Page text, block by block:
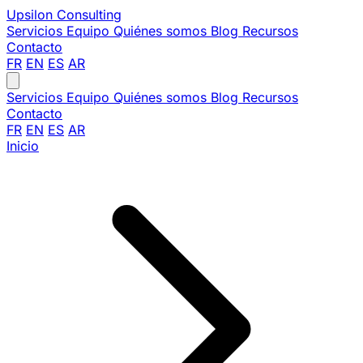
Upsilon Consulting
Servicios Equipo Quiénes somos Blog Recursos
Contacto
FR EN ES AR
Servicios Equipo Quiénes somos Blog Recursos
Contacto
FR EN ES AR
Inicio